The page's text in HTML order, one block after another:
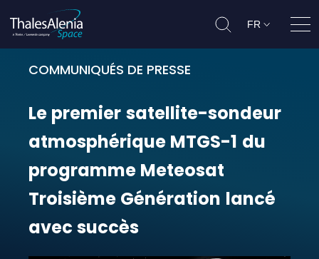
FR
COMMUNIQUÉS DE PRESSE
Le premier satellite-sondeur
Le premier satellite-sondeur
atmosphérique MTGS-1 du
programme Meteosat
Troisième Génération lancé
avec succès